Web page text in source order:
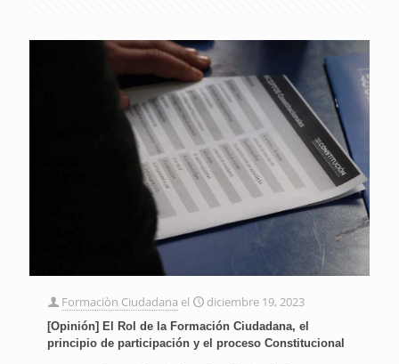
Formaciòn Ciudadana el diciembre 19, 2023
[Opinión] El Rol de la Formación Ciudadana, el
principio de participación y el proceso Constitucional